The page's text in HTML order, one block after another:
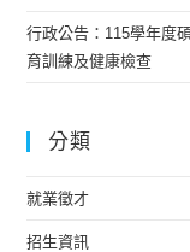
行政公告：115學年度
育訓練及健康檢查
分類
就業徵才
招生資訊